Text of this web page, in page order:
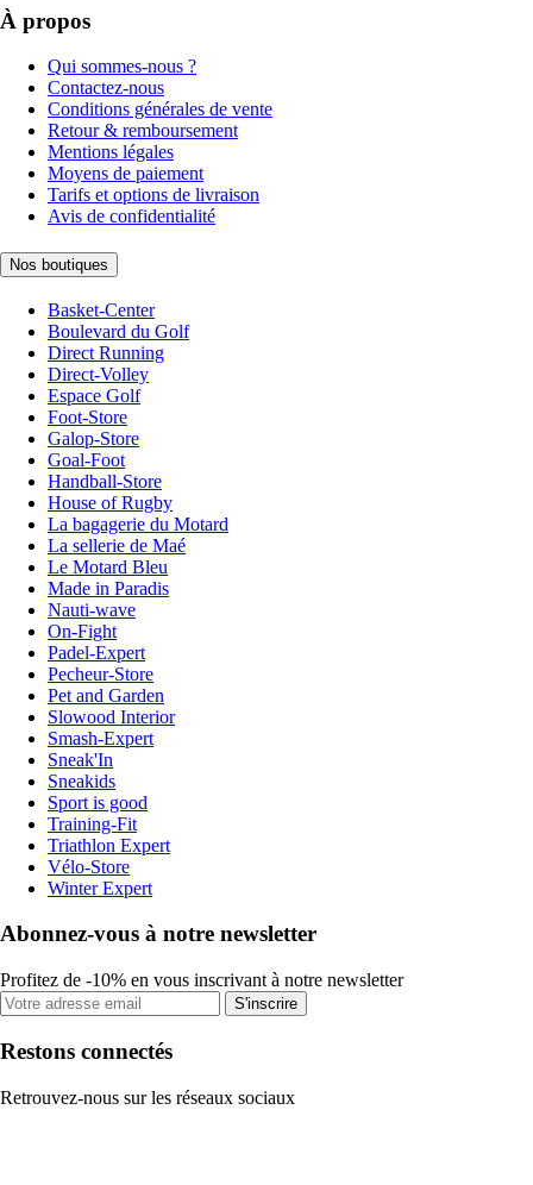
À propos
Qui sommes-nous ?
Contactez-nous
Conditions générales de vente
Retour & remboursement
Mentions légales
Moyens de paiement
Tarifs et options de livraison
Avis de confidentialité
Nos boutiques
Basket-Center
Boulevard du Golf
Direct Running
Direct-Volley
Espace Golf
Foot-Store
Galop-Store
Goal-Foot
Handball-Store
House of Rugby
La bagagerie du Motard
La sellerie de Maé
Le Motard Bleu
Made in Paradis
Nauti-wave
On-Fight
Padel-Expert
Pecheur-Store
Pet and Garden
Slowood Interior
Smash-Expert
Sneak'In
Sneakids
Sport is good
Training-Fit
Triathlon Expert
Vélo-Store
Winter Expert
Abonnez-vous à notre newsletter
Profitez de -10% en vous inscrivant à notre newsletter
S'inscrire
Restons connectés
Retrouvez-nous sur les réseaux sociaux